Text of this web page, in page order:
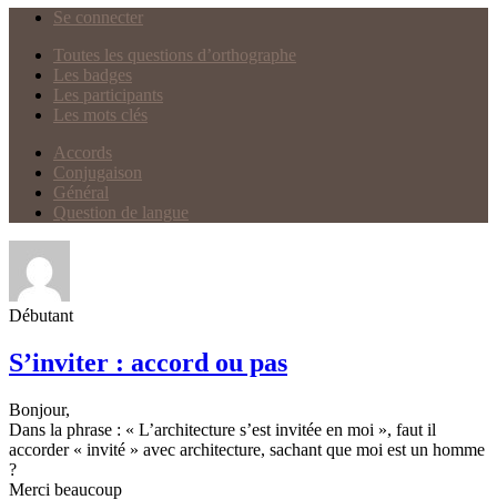
Se connecter
Toutes les questions d’orthographe
Les badges
Les participants
Les mots clés
Accords
Conjugaison
Général
Question de langue
Débutant
S’inviter : accord ou pas
Bonjour,
Dans la phrase : « L’architecture s’est invitée en moi », faut il
accorder « invité » avec architecture, sachant que moi est un homme
?
Merci beaucoup